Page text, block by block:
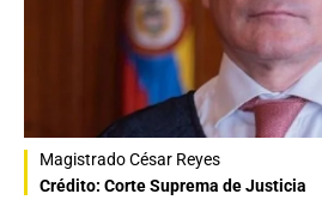
Magistrado César Reyes
Crédito: Corte Suprema de Justicia